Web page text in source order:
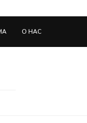
О НАС